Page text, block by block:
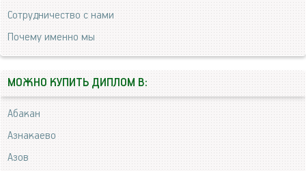
Сотрудничество с нами
Почему именно мы
МОЖНО КУПИТЬ ДИПЛОМ В:
Абакан
Азнакаево
Азов